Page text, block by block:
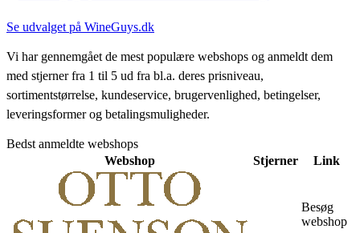
Se udvalget på WineGuys.dk
Vi har gennemgået de mest populære webshops og anmeldt dem
med stjerner fra 1 til 5 ud fra bl.a. deres prisniveau,
sortimentstørrelse, kundeservice, brugervenlighed, betingelser,
leveringsformer og betalingsmuligheder.
Bedst anmeldte webshops
Webshop
Stjerner Link
Besøg
webshop